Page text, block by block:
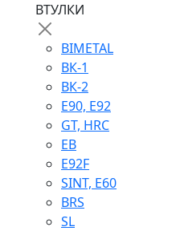
ВТУЛКИ
BIMETAL
ВК-1
ВК-2
Е90, E92
GT, HRC
EB
Е92F
SINT, E60
BRS
SL